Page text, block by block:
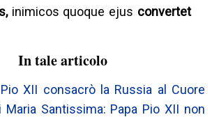
inimicos quoque ejus convertet
In tale articolo
XII consacrò la Russia al Cuore
Maria Santissima: Papa Pio XII non